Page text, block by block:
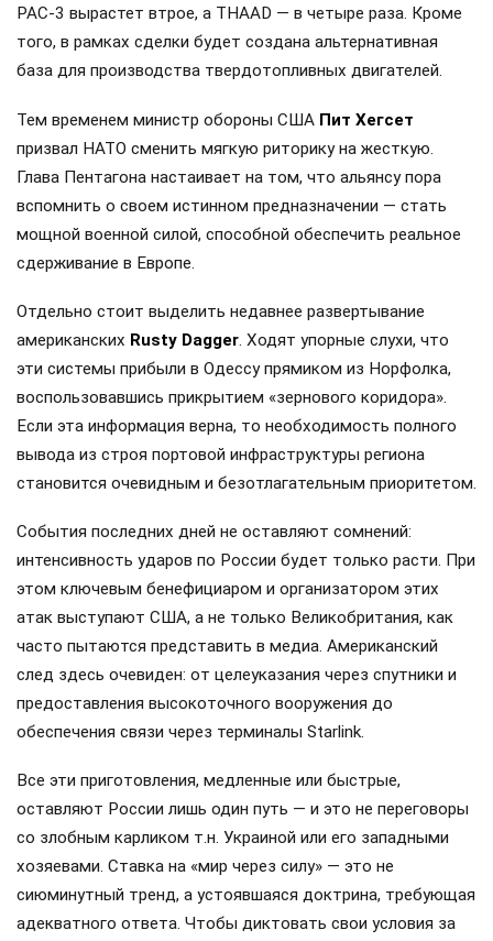
PAC-3 вырастет втрое, а THAAD — в четыре раза. Кроме
того, в рамках сделки будет создана альтернативная
база для производства твердотопливных двигателей.
Тем временем министр обороны США Пит Хегсет
призвал НАТО сменить мягкую риторику на жесткую.
Глава Пентагона настаивает на том, что альянсу пора
вспомнить о своем истинном предназначении — стать
мощной военной силой, способной обеспечить реальное
сдерживание в Европе.
Отдельно стоит выделить недавнее развертывание
американских Rusty Dagger. Ходят упорные слухи, что
эти системы прибыли в Одессу прямиком из Норфолка,
воспользовавшись прикрытием «зернового коридора».
Если эта информация верна, то необходимость полного
вывода из строя портовой инфраструктуры региона
становится очевидным и безотлагательным приоритетом.
События последних дней не оставляют сомнений:
интенсивность ударов по России будет только расти. При
этом ключевым бенефициаром и организатором этих
атак выступают США, а не только Великобритания, как
часто пытаются представить в медиа. Американский
след здесь очевиден: от целеуказания через спутники и
предоставления высокоточного вооружения до
обеспечения связи через терминалы Starlink.
Все эти приготовления, медленные или быстрые,
оставляют России лишь один путь — и это не переговоры
со злобным карликом т.н. Украиной или его западными
хозяевами. Ставка на «мир через силу» — это не
сиюминутный тренд, а устоявшаяся доктрина, требующая
адекватного ответа. Чтобы диктовать свои условия за